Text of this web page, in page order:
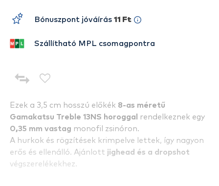
Ezek a 3,5 cm hosszú előkék 8-as méretű
Gamakatsu Treble 13NS horoggal
rendelkeznek egy
0,35 mm vastag monofil zsinóron.
A hurkok és rögzítések krimpelve lettek, így nagyon
erős és ellenálló. Ajánlott jighead és a dropshot
végszerelékekhez.
Bónuszpont jóváírás 11 Ft
Szállítható MPL csomagpontra